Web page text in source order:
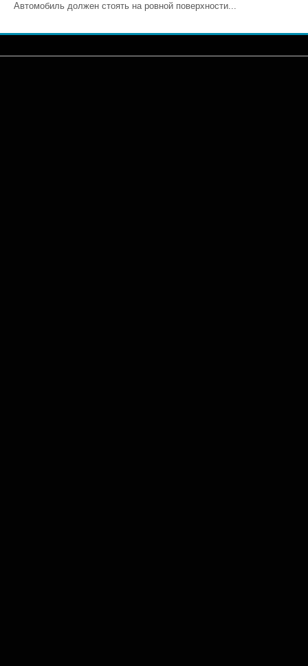
Автомобиль должен стоять на ровной поверхности...